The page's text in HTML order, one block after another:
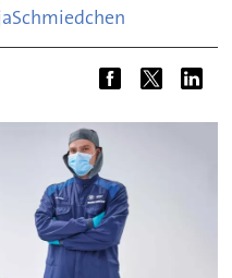
Schmiedchen